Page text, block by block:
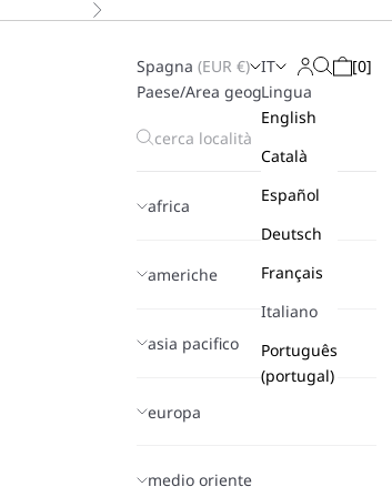
Successivo
Spagna (EUR €)
Paese/Area geografica
africa
americhe
asia pacifico
europa
medio oriente
IT
Lingua
English
Català
Español
Deutsch
Français
Italiano
Português
(portugal)
Login
CercaCarrello
[0]